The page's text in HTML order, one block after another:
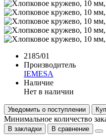
2185/01
Производитель
IEMESA
Наличие
Нет в наличии
Уведомить о поступлении
Минимальное количество
В закладки В сравнение